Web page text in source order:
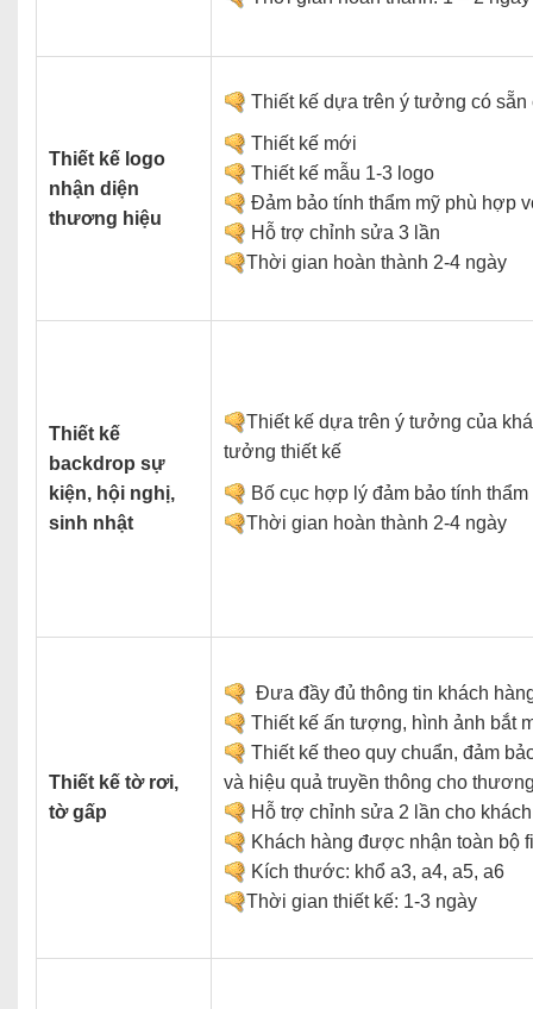
Thiết kế logo
nhận diện
thương hiệu
Thiết kế dựa trên ý tưởng có sẵn
Thiết kế mới
Thiết kế mẫu 1-3 logo
Đảm bảo tính thẩm mỹ phù hợp
Hỗ trợ chỉnh sửa 3 lần
Thời gian hoàn thành 2-4 ngày
Thiết kế
backdrop sự
kiện, hội nghị,
sinh nhật
Thiết kế dựa trên ý tưởng của
tưởng thiết kế
Bố cục hợp lý đảm bảo tính thẩm
Thời gian hoàn thành 2-4 ngày
Thiết kế tờ rơi,
tờ gấp
Đưa đầy đủ thông tin khách
Thiết kế ấn tượng, hình ảnh bắt
Thiết kế theo quy chuẩn, đảm
và hiệu quả truyền thông cho
Hỗ trợ chỉnh sửa 2 lần cho
Khách hàng được nhận toàn bộ
Kích thước: khổ a3, a4, a5, a6
Thời gian thiết kế: 1-3 ngày